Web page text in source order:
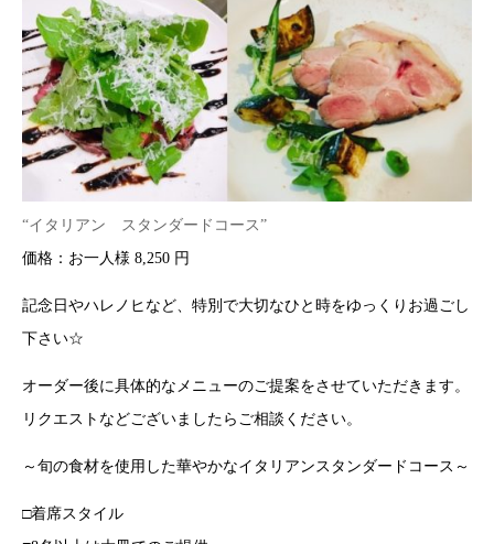
“イタリアン スタンダードコース”
価格：お一人様 8,250 円
記念日やハレノヒなど、特別で大切なひと時をゆっくりお過ごし
下さい☆
オーダー後に具体的なメニューのご提案をさせていただきます。
リクエストなどございましたらご相談ください。
～旬の食材を使用した華やかなイタリアンスタンダードコース～
□着席スタイル